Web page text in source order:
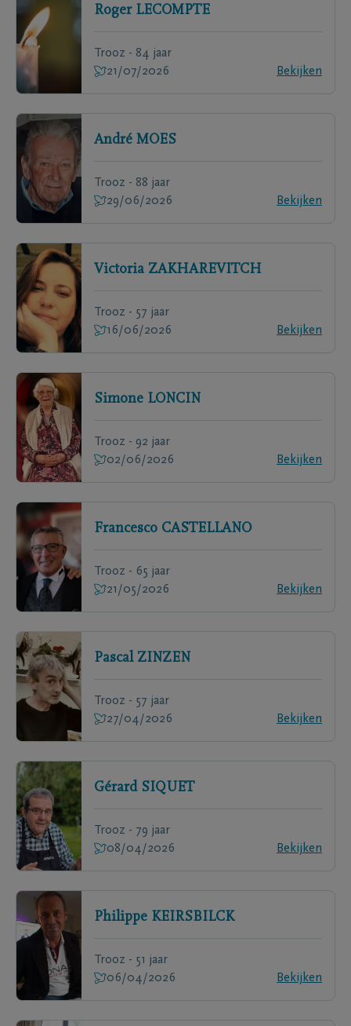
Roger LECOMPTE
Trooz - 84 jaar
21/07/2026
Bekijken
André MOES
Trooz - 88 jaar
29/06/2026
Bekijken
Victoria ZAKHAREVITCH
Trooz - 57 jaar
16/06/2026
Bekijken
Simone LONCIN
Trooz - 92 jaar
02/06/2026
Bekijken
Francesco CASTELLANO
Trooz - 65 jaar
21/05/2026
Bekijken
Pascal ZINZEN
Trooz - 57 jaar
27/04/2026
Bekijken
Gérard SIQUET
Trooz - 79 jaar
08/04/2026
Bekijken
Philippe KEIRSBILCK
Trooz - 51 jaar
06/04/2026
Bekijken